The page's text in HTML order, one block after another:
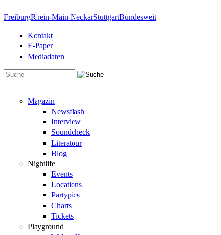
FreiburgRhein-Main-NeckarStuttgartBundesweit
Kontakt
E-Paper
Mediadaten
Magazin
Newsflash
Interview
Soundcheck
Literatour
Blog
Nightlife
Events
Locations
Partypics
Charts
Tickets
Playground